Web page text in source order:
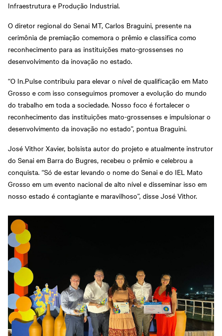
Infraestrutura e Produção Industrial.
O diretor regional do Senai MT, Carlos Braguini, presente na
cerimônia de premiação comemora o prêmio e classifica como
reconhecimento para as instituições mato-grossenses no
desenvolvimento da inovação no estado.
“O In.Pulse contribuiu para elevar o nível de qualificação em Mato
Grosso e com isso conseguimos promover a evolução do mundo
do trabalho em toda a sociedade. Nosso foco é fortalecer o
reconhecimento das instituições mato-grossenses e impulsionar o
desenvolvimento da inovação no estado”, pontua Braguini.
José Vithor Xavier, bolsista autor do projeto e atualmente instrutor
do Senai em Barra do Bugres, recebeu o prêmio e celebrou a
conquista. “Só de estar levando o nome do Senai e do IEL Mato
Grosso em um evento nacional de alto nível e disseminar isso em
nosso estado é contagiante e maravilhoso”, disse José Vithor.